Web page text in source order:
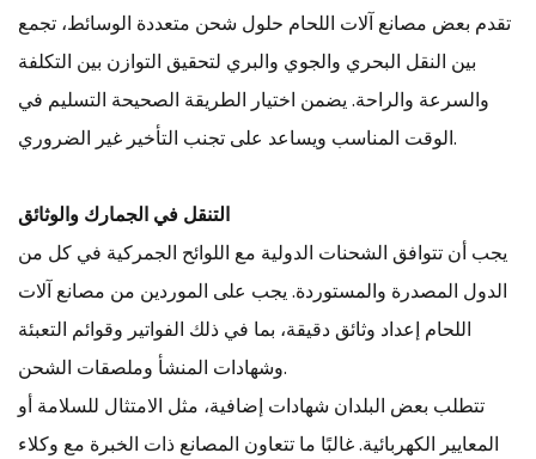
تقدم بعض مصانع آلات اللحام حلول شحن متعددة الوسائط، تجمع
بين النقل البحري والجوي والبري لتحقيق التوازن بين التكلفة
والسرعة والراحة. يضمن اختيار الطريقة الصحيحة التسليم في
الوقت المناسب ويساعد على تجنب التأخير غير الضروري.
التنقل في الجمارك والوثائق
يجب أن تتوافق الشحنات الدولية مع اللوائح الجمركية في كل من
الدول المصدرة والمستوردة. يجب على الموردين من مصانع آلات
اللحام إعداد وثائق دقيقة، بما في ذلك الفواتير وقوائم التعبئة
وشهادات المنشأ وملصقات الشحن.
تتطلب بعض البلدان شهادات إضافية، مثل الامتثال للسلامة أو
المعايير الكهربائية. غالبًا ما تتعاون المصانع ذات الخبرة مع وكلاء